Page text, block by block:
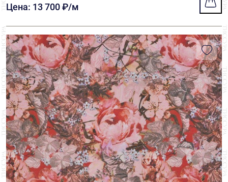
Цена: 13 700 ₽/м